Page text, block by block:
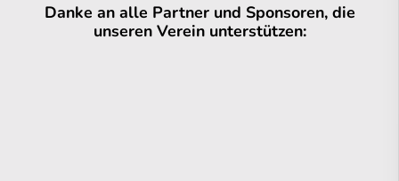
Danke an alle Partner und Sponsoren, die
unseren Verein unterstützen: